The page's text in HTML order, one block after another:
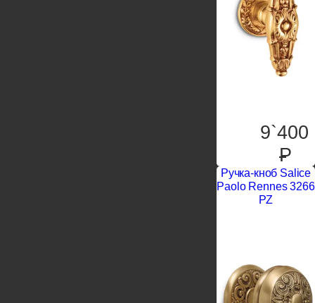
9`400
P
Ручка-кноб Salice
Paolo Rennes 3266
PZ